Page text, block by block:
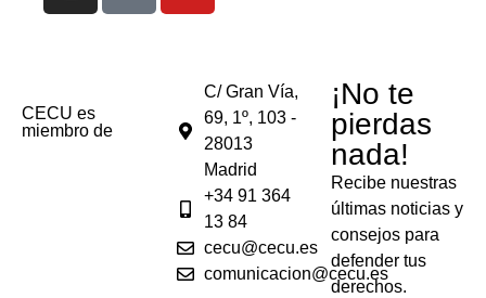
CECU es
miembro de
C/ Gran Vía,
69, 1º, 103 -
28013
Madrid
+34 91 364
13 84
cecu@cecu.es
comunicacion@cecu.es
¡No te
pierdas
nada!
Recibe nuestras
últimas noticias y
consejos para
defender tus
derechos.